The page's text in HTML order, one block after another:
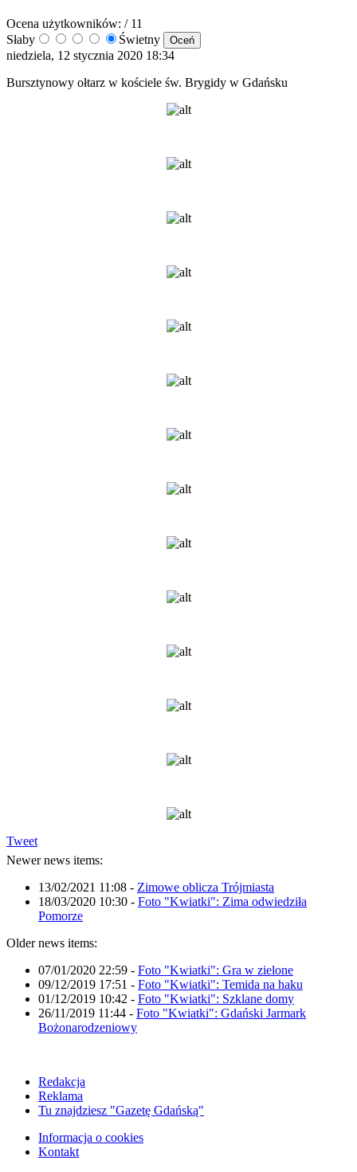
Ocena użytkowników: / 11
Słaby
Świetny
niedziela, 12 stycznia 2020 18:34
Bursztynowy ołtarz w kościele św. Brygidy w Gdańsku
Tweet
Newer news items:
13/02/2021 11:08 - Zimowe oblicza Trójmiasta
18/03/2020 10:30 - Foto "Kwiatki": Zima odwiedziła
Pomorze
Older news items:
07/01/2020 22:59 - Foto "Kwiatki": Gra w zielone
09/12/2019 17:51 - Foto "Kwiatki": Temida na haku
01/12/2019 10:42 - Foto "Kwiatki": Szklane domy
26/11/2019 11:44 - Foto "Kwiatki": Gdański Jarmark
Bożonarodzeniowy
Redakcja
Reklama
Tu znajdziesz "Gazetę Gdańską"
Informacja o cookies
Kontakt